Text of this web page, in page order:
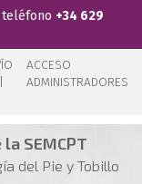
teléfono +34 629
ACCESO
ADMINISTRADORES
SEMCPT
del Pie y Tobillo